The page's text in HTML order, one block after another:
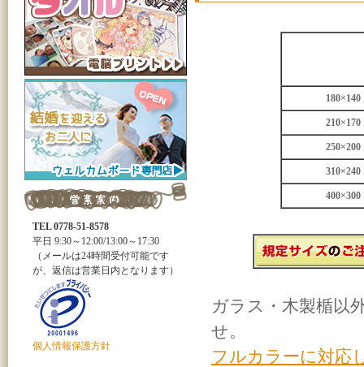
180×140
210×170
250×200
310×240
400×300
ガラス・木製楯以
せ。
フルカラーに対応
TEL 0778-51-8578
平日 9:30～12:00/13:00～17:30
（メールは24時間受付可能です
が、返信は営業日内となります）
個人情報保護方針